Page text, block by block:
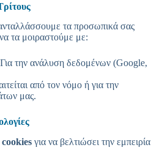
τα προσωπικά σας
τα μοιραστούμε με:
Για την ανάλυση δεδομένων (Google,
από τον νόμο ή για την
μας.
cookies για να βελτιώσει την εμπειρία